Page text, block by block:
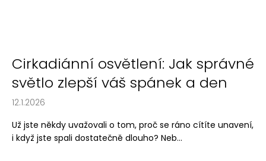
Cirkadiánní osvětlení: Jak správné
světlo zlepší váš spánek a den
12.1.2026
Už jste někdy uvažovali o tom, proč se ráno cítíte unavení,
i když jste spali dostatečně dlouho? Neb...